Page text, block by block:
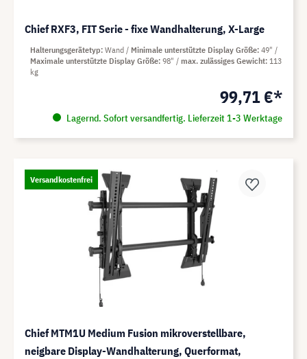
Chief RXF3, FIT Serie - fixe Wandhalterung, X-Large
99,71 €*
Lagernd. Sofort versandfertig. Lieferzeit 1-3 Werktage
Halterungsgerätetyp Wand Minimale unterstützte Display Größe 49"
Maximale unterstützte Display Größe 98" max. zulässiges Gewicht 113
kg
Versandkostenfrei
Chief MTM1U Medium Fusion mikroverstellbare,
neigbare Display-Wandhalterung, Querformat,